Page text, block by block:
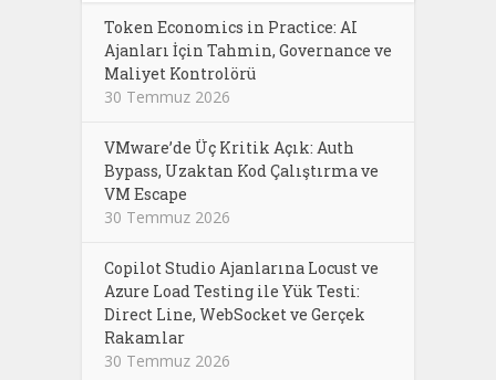
Token Economics in Practice: AI
Ajanları İçin Tahmin, Governance ve
Maliyet Kontrolörü
30 Temmuz 2026
VMware’de Üç Kritik Açık: Auth
Bypass, Uzaktan Kod Çalıştırma ve
VM Escape
30 Temmuz 2026
Copilot Studio Ajanlarına Locust ve
Azure Load Testing ile Yük Testi:
Direct Line, WebSocket ve Gerçek
Rakamlar
30 Temmuz 2026